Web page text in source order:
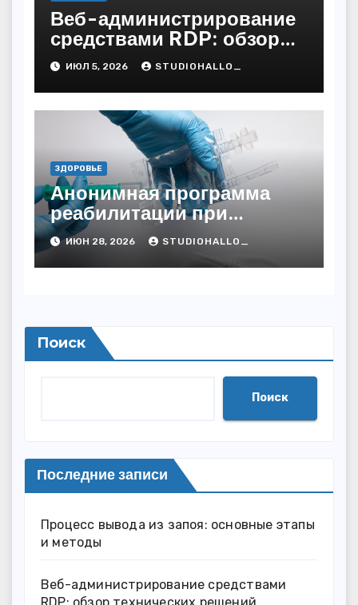
Веб-администрирование
средствами RDP: обзор
технических решений
ИЮЛ 5, 2026 STUDIOHALLO_
ЗДОРОВЬЕ
Анонимная программа
реабилитации при
алкогольной зависимости
с персональным
подходом и
ИЮН 28, 2026 STUDIOHALLO_
Поиск
Поиск
Последние записи
Процесс вывода из запоя: основные этапы
и методы
Веб-администрирование средствами